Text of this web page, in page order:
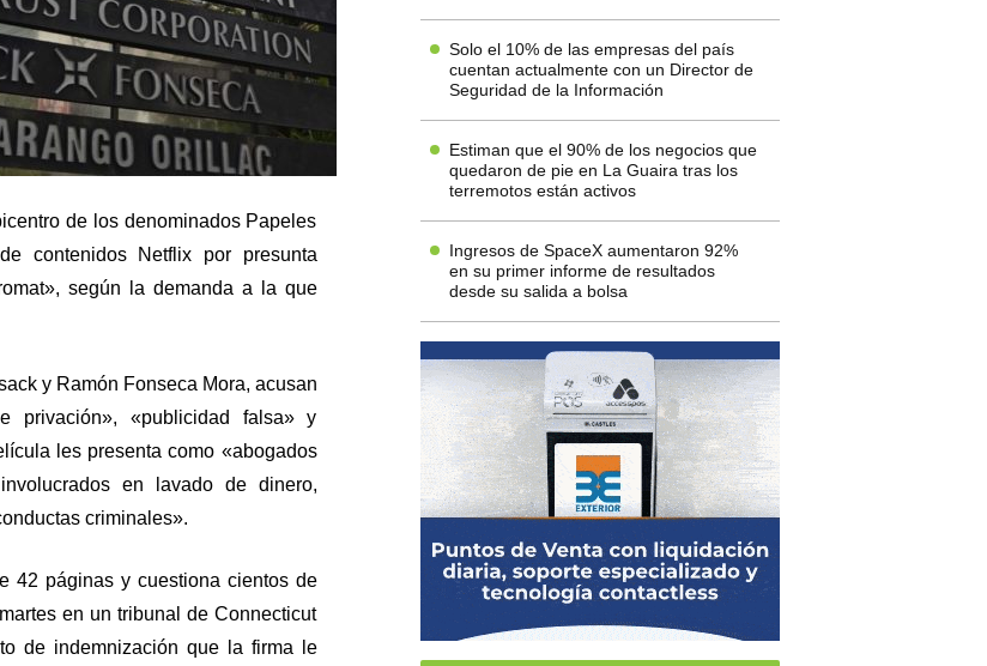
de los denominados Papeles
contenidos Netflix por presunta
según la demanda a la que
y Ramón Fonseca Mora, acusan
privación», «publicidad falsa» y
les presenta como «abogados
en lavado de dinero,
criminales».
42 páginas y cuestiona cientos de
en un tribunal de Connecticut
de indemnización que la firma le
Solo el 10% de las empresas del país
cuentan actualmente con un Director de
Seguridad de la Información
Estiman que el 90% de los negocios que
quedaron de pie en La Guaira tras los
terremotos están activos
Ingresos de SpaceX aumentaron 92%
en su primer informe de resultados
desde su salida a bolsa